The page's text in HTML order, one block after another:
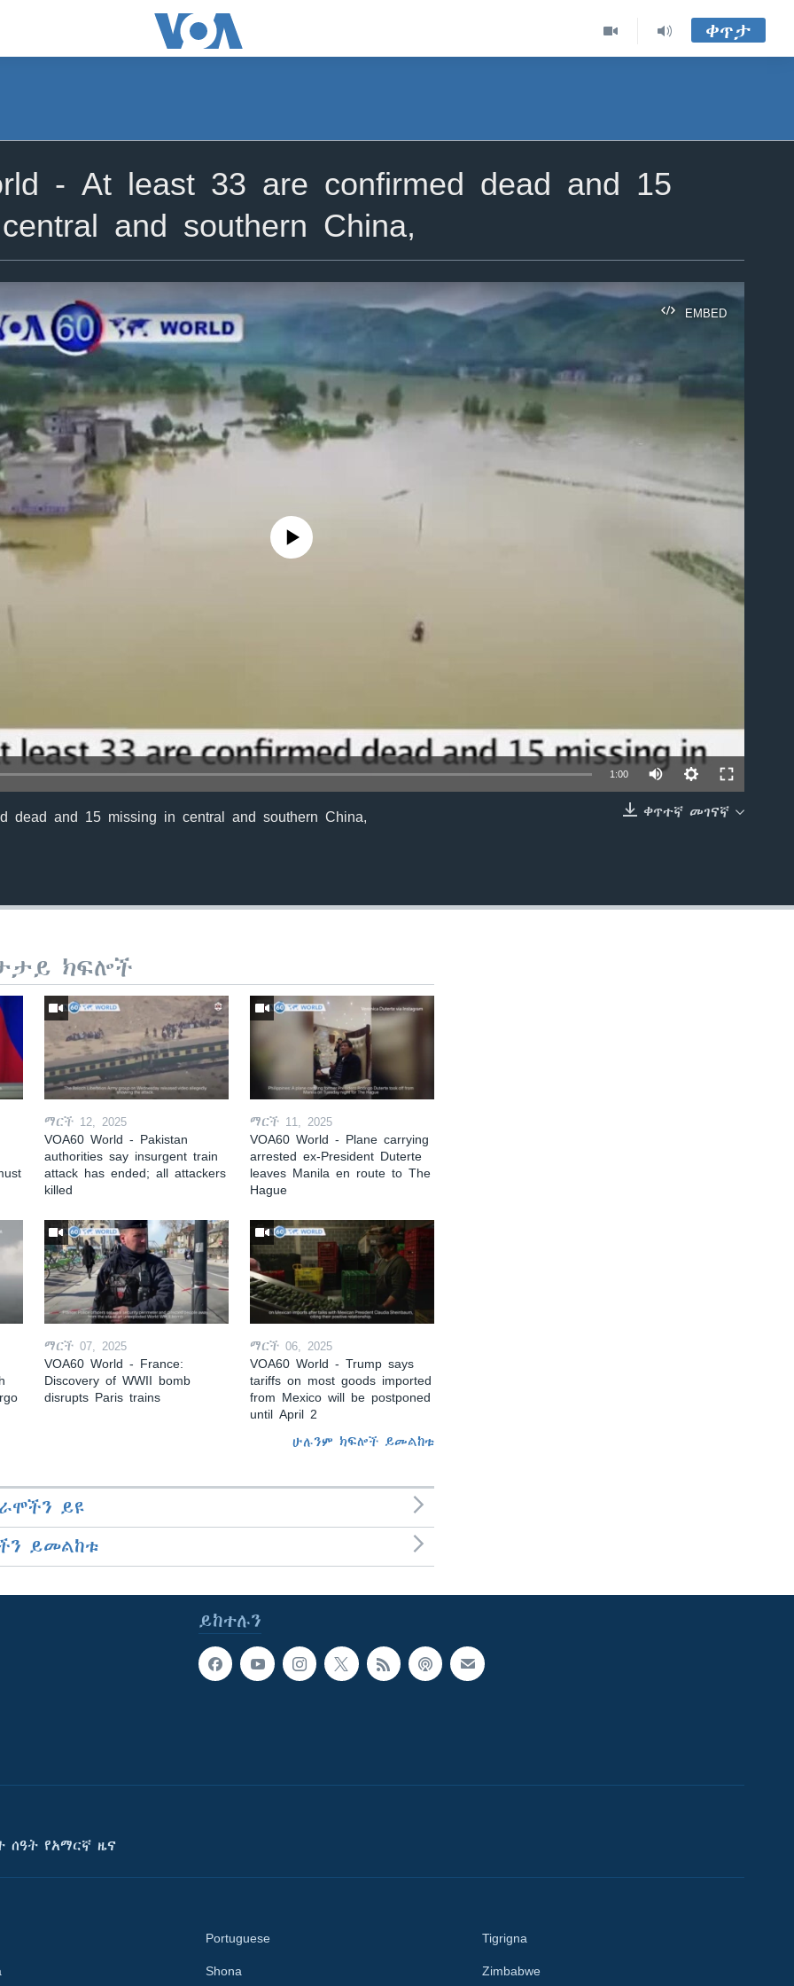
ቀጥታ
- At least 33 are confirmed dead and 15
and southern China,
EMBED
No media source currently available
1:00
ቀጥተኛ መገናኛ
dead and 15 missing in central and southern China,
ክፍሎች
ማርች 12, 2025
VOA60 World - Pakistan
authorities say insurgent train
attack has ended; all attackers
killed
ማርች 11, 2025
VOA60 World - Plane carrying
arrested ex-President Duterte
leaves Manila en route to The
Hague
ማርች 07, 2025
VOA60 World - France:
Discovery of WWII bomb
disrupts Paris trains
ማርች 06, 2025
VOA60 World - Trump says
tariffs on most goods imported
from Mexico will be postponed
until April 2
ሁሉንም ክፍሎች ይመልከቱ
ይዩ
ይመልከቱ
ይከተሉን
ሰዓት የአማርኛ ዜና
Portuguese
Shona
Tigrigna
Zimbabwe